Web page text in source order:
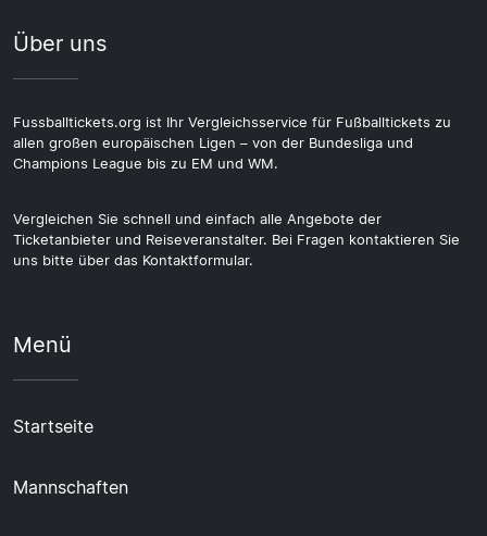
Über uns
Fussballtickets.org ist Ihr Vergleichsservice für Fußballtickets zu
allen großen europäischen Ligen – von der Bundesliga und
Champions League bis zu EM und WM.
Vergleichen Sie schnell und einfach alle Angebote der
Ticketanbieter und Reiseveranstalter. Bei Fragen kontaktieren Sie
uns bitte über das Kontaktformular.
Menü
Startseite
Mannschaften